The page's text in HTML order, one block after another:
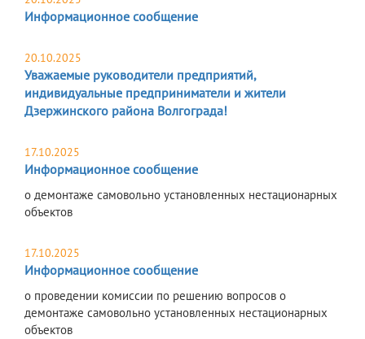
Информационное сообщение
20.10.2025
Уважаемые руководители предприятий,
индивидуальные предприниматели и жители
Дзержинского района Волгограда!
17.10.2025
Информационное сообщение
о демонтаже самовольно установленных нестационарных
объектов
17.10.2025
Информационное сообщение
о проведении комиссии по решению вопросов о
демонтаже самовольно установленных нестационарных
объектов